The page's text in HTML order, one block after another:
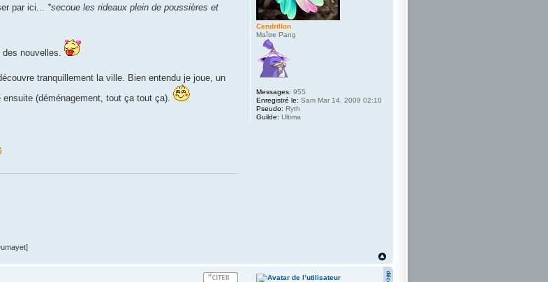
par ici... *secoue les rideaux plein de poussières et
nouvelles.
tranquillement la ville. Bien entendu je joue, un
(déménagement, tout ça tout ça).
Cendrillon
Maître Pang
Messages: 955
Enregistré le: Sam Mar 14, 2009 02:10
Pseudo: Ryth
Guilde: Ultima